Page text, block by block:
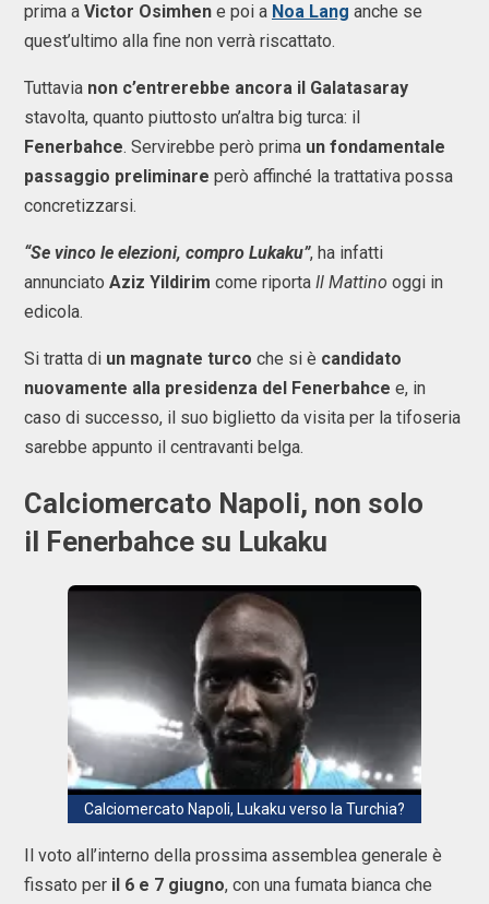
prima a Victor Osimhen e poi a Noa Lang anche se
quest’ultimo alla fine non verrà riscattato.
Tuttavia non c’entrerebbe ancora il Galatasaray
stavolta, quanto piuttosto un’altra big turca: il
Fenerbahce. Servirebbe però prima un fondamentale
passaggio preliminare però affinché la trattativa possa
concretizzarsi.
“Se vinco le elezioni, compro Lukaku”, ha infatti
annunciato Aziz Yildirim come riporta Il Mattino oggi in
edicola.
Si tratta di un magnate turco che si è candidato
nuovamente alla presidenza del Fenerbahce e, in
caso di successo, il suo biglietto da visita per la tifoseria
sarebbe appunto il centravanti belga.
Calciomercato Napoli, non solo
il Fenerbahce su Lukaku
Calciomercato Napoli, Lukaku verso la Turchia?
Il voto all’interno della prossima assemblea generale è
fissato per il 6 e 7 giugno, con una fumata bianca che